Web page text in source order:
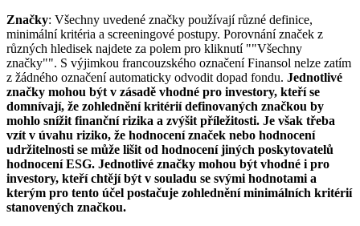
Značky: Všechny uvedené značky používají různé definice,
minimální kritéria a screeningové postupy. Porovnání značek z
různých hledisek najdete za polem pro kliknutí ""Všechny
značky"". S výjimkou francouzského označení Finansol nelze zatím
z žádného označení automaticky odvodit dopad fondu. Jednotlivé
značky mohou být v zásadě vhodné pro investory, kteří se
domnívají, že zohlednění kritérií definovaných značkou by
mohlo snížit finanční rizika a zvýšit příležitosti. Je však třeba
vzít v úvahu riziko, že hodnocení značek nebo hodnocení
udržitelnosti se může lišit od hodnocení jiných poskytovatelů
hodnocení ESG. Jednotlivé značky mohou být vhodné i pro
investory, kteří chtějí být v souladu se svými hodnotami a
kterým pro tento účel postačuje zohlednění minimálních kritérií
stanovených značkou.